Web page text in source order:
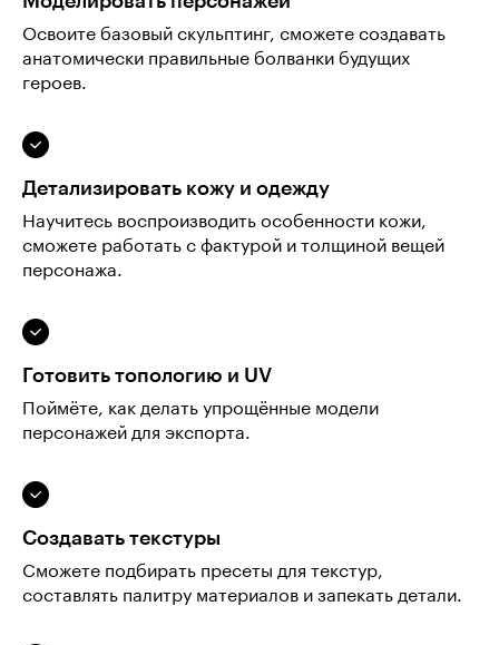
Освоите базовый скульптинг, сможете создавать
анатомически правильные болванки будущих
героев.
Детализировать кожу и одежду
Научитесь воспроизводить особенности кожи,
сможете работать с фактурой и толщиной вещей
персонажа.
Готовить топологию и UV
Поймёте, как делать упрощённые модели
персонажей для экспорта.
Создавать текстуры
Сможете подбирать пресеты для текстур,
составлять палитру материалов и запекать детали.